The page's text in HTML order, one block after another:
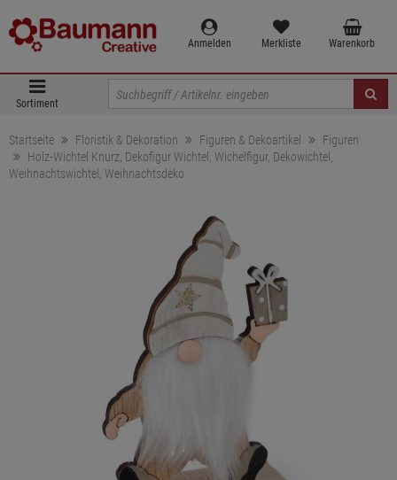
Anmelden Merkliste Warenkorb
Sortiment
Startseite Floristik & Dekoration Figuren & Dekoartikel
Figuren
Holz-Wichtel Knurz, Dekofigur Wichtel, Wichelfigur, Dekowichtel,
Weihnachtswichtel, Weihnachtsdeko